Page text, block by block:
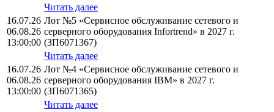
Читать далее
16.07.26
06.08.26
13:00:00
Лот №5 «Сервисное обслуживание сетевого и
серверного оборудования Infortrend» в 2027 г.
(ЗП6071367)
Читать далее
16.07.26
06.08.26
13:00:00
Лот №4 «Сервисное обслуживание сетевого и
серверного оборудования IBM» в 2027 г.
(ЗП6071365)
Читать далее